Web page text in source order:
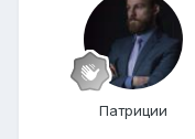
Патриции